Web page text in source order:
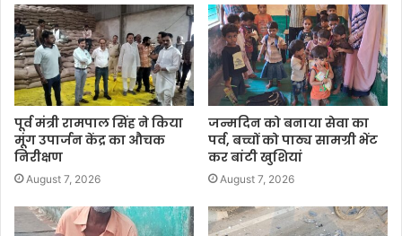
पूर्व मंत्री रामपाल सिंह ने किया
मूंग उपार्जन केंद्र का औचक
निरीक्षण
August 7, 2026
जन्मदिन को बनाया सेवा का
पर्व, बच्चों को पाठ्य सामग्री भेंट
कर बांटी खुशियां
August 7, 2026